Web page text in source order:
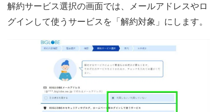
解約サービス選択の画面では、メールアドレスやロ
グインして使うサービスを「解約対象」にします。